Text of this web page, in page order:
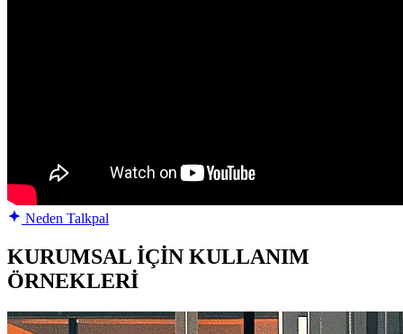
Neden Talkpal
KURUMSAL İÇİN KULLANIM
ÖRNEKLERİ